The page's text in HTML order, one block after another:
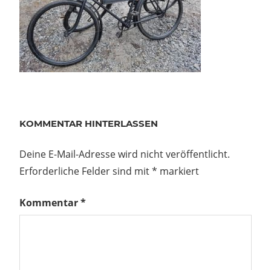
KOMMENTAR HINTERLASSEN
Deine E-Mail-Adresse wird nicht veröffentlicht.
Erforderliche Felder sind mit* markiert
Kommentar*